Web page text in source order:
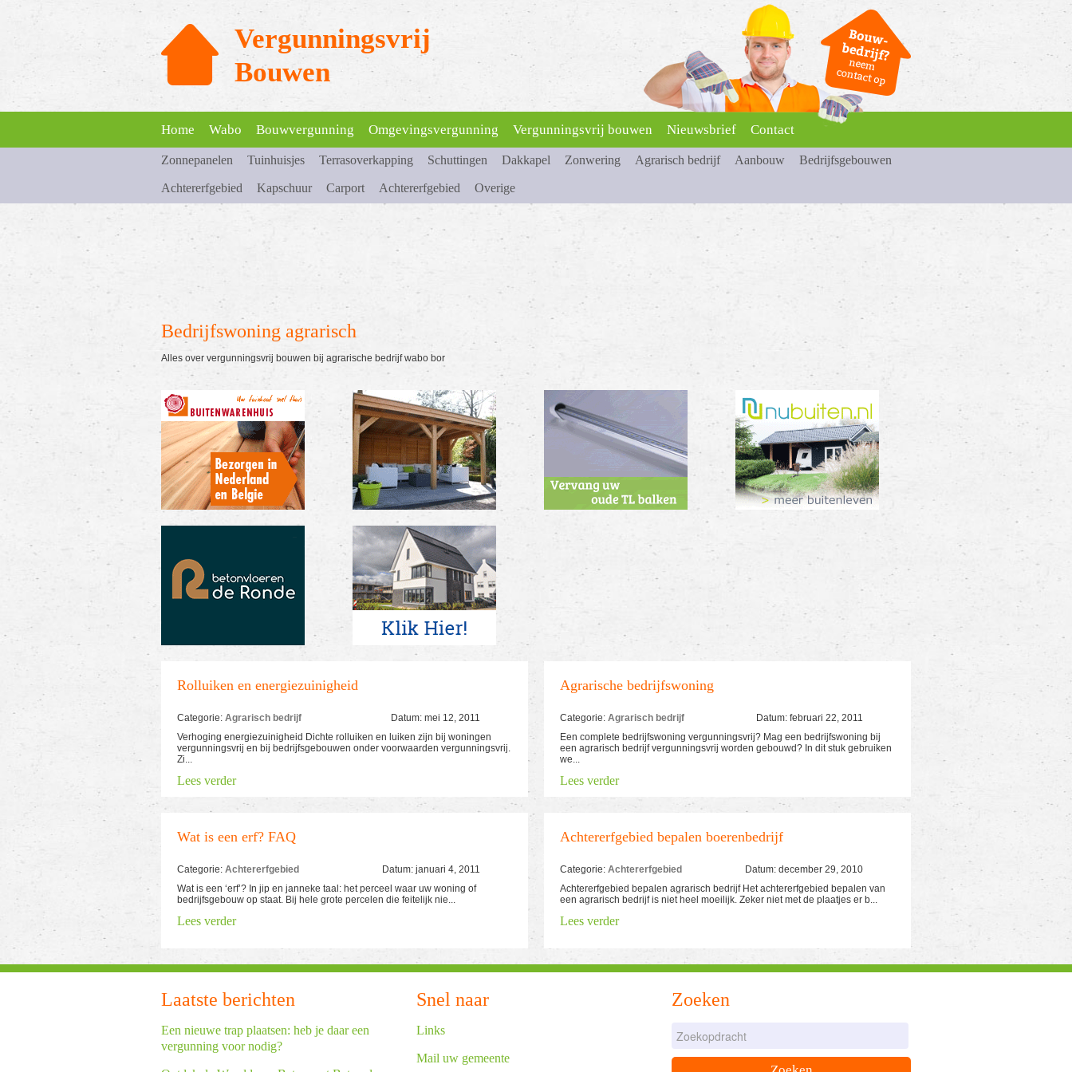
Vergunningsvrij
Bouwen
Home Wabo Bouwvergunning Omgevingsvergunning Vergunningsvrij bouwen Nieuwsbrief Contact
Zonnepanelen Tuinhuisjes Terrasoverkapping Schuttingen Dakkapel Zonwering Agrarisch bedrijf Aanbouw Bedrijfsgebouwen
Achtererfgebied Kapschuur Carport Achtererfgebied Overige
Bedrijfswoning agrarisch
Alles over vergunningsvrij bouwen bij agrarische bedrijf wabo bor
Rolluiken en energiezuinigheid
Categorie: Agrarisch bedrijf
Datum: mei 12, 2011
Verhoging energiezuinigheid Dichte rolluiken en luiken zijn bij woningen
vergunningsvrij en bij bedrijfsgebouwen onder voorwaarden vergunningsvrij.
Zi...
Lees verder
Agrarische bedrijfswoning
Categorie: Agrarisch bedrijf
Datum: februari 22, 2011
Een complete bedrijfswoning vergunningsvrij? Mag een bedrijfswoning bij
een agrarisch bedrijf vergunningsvrij worden gebouwd? In dit stuk gebruiken
we...
Lees verder
Wat is een erf? FAQ
Categorie: Achtererfgebied
Datum: januari 4, 2011
Wat is een ‘erf’? In jip en janneke taal: het perceel waar uw woning of
bedrijfsgebouw op staat. Bij hele grote percelen die feitelijk nie...
Lees verder
Achtererfgebied bepalen boerenbedrijf
Categorie: Achtererfgebied
Datum: december 29, 2010
Achtererfgebied bepalen agrarisch bedrijf Het achtererfgebied bepalen van
een agrarisch bedrijf is niet heel moeilijk. Zeker niet met de plaatjes er b...
Lees verder
Laatste berichten
Een nieuwe trap plaatsen: heb je daar een
vergunning voor nodig?
Snel naar
Links
Mail uw gemeente
Zoeken